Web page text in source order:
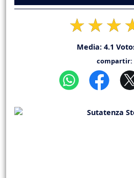
Media: 4.1
compartir: